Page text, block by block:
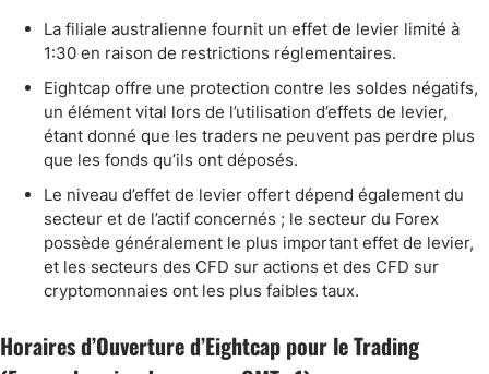
La filiale australienne fournit un effet de levier limité à
1:30 en raison de restrictions réglementaires.
Eightcap offre une protection contre les soldes négatifs,
un élément vital lors de l’utilisation d’effets de levier,
étant donné que les traders ne peuvent pas perdre plus
que les fonds qu’ils ont déposés.
Le niveau d’effet de levier offert dépend également du
secteur et de l’actif concernés ; le secteur du Forex
possède généralement le plus important effet de levier,
et les secteurs des CFD sur actions et des CFD sur
cryptomonnaies ont les plus faibles taux.
Horaires d’Ouverture d’Eightcap pour le Trading